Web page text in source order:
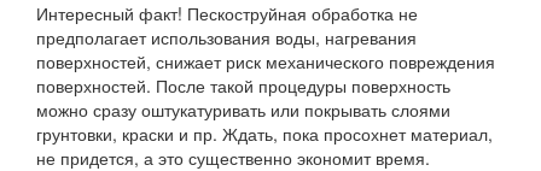
Интересный факт! Пескоструйная обработка не
предполагает использования воды, нагревания
поверхностей, снижает риск механического повреждения
поверхностей. После такой процедуры поверхность
можно сразу оштукатуривать или покрывать слоями
грунтовки, краски и пр. Ждать, пока просохнет материал,
не придется, а это существенно экономит время.